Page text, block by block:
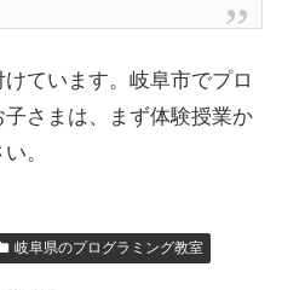
ています。岐阜市でプロ
さまは、まず体験授業か
。
岐阜県のプログラミング教室